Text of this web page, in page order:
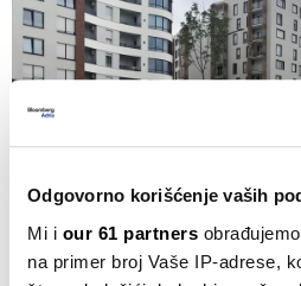
Odgovorno korišćenje vaših
Mi i our 61 partners
na primer broj Vaše IP-adrese,